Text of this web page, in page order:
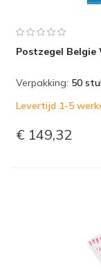
Postzegel Belgie
Verpakking: 50
Levertijd 1-5
€ 149,32